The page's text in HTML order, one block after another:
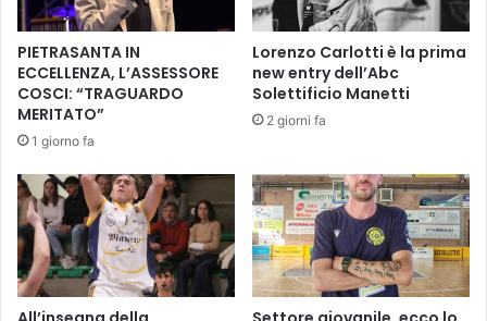
i
m
o
n
i
8
1
a
n
n
i
d
o
l
e
p
o
l
t
i
c
h
e
d
i
g
PIETRASANTA IN
ECCELLENZA, L’ASSESSORE
COSCI: “TRAGUARDO
MERITATO”
1 giorno fa
Lorenzo Carlotti è la prima
new entry dell’Abc
Solettificio Manetti
2 giorni fa